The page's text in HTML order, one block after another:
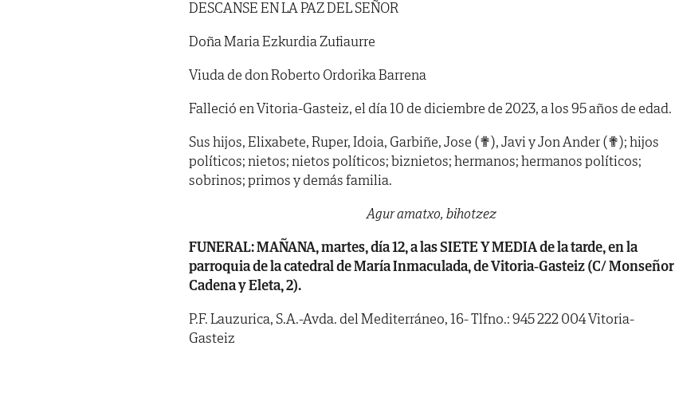
DESCANSE EN LA PAZ DEL SEÑOR
Doña Maria Ezkurdia Zufiaurre
Viuda de don Roberto Ordorika Barrena
Falleció en Vitoria-Gasteiz, el día 10 de diciembre de 2023, a los 95 años de edad.
Sus hijos, Elixabete, Ruper, Idoia, Garbiñe, Jose (✟), Javi y Jon Ander (✟); hijos
políticos; nietos; nietos políticos; biznietos; hermanos; hermanos políticos;
sobrinos; primos y demás familia.
Agur amatxo, bihotzez
FUNERAL: MAÑANA, martes, día 12, a las SIETE Y MEDIA de la tarde, en la
parroquia de la catedral de María Inmaculada, de Vitoria-Gasteiz (C/ Monseñor
Cadena y Eleta, 2).
P.F. Lauzurica, S.A.-Avda. del Mediterráneo, 16- Tlfno.: 945 222 004 Vitoria-
Gasteiz